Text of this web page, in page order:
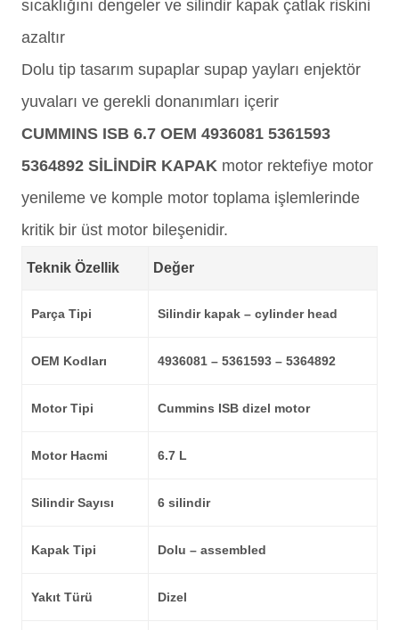
sıcaklığını dengeler ve silindir kapak çatlak riskini
azaltır
Dolu tip tasarım supaplar supap yayları enjektör
yuvaları ve gerekli donanımları içerir
CUMMINS ISB 6.7 OEM 4936081 5361593
5364892 SİLİNDİR KAPAK motor rektefiye motor
yenileme ve komple motor toplama işlemlerinde
kritik bir üst motor bileşenidir.
Teknik Özellik Değer
Parça Tipi Silindir kapak – cylinder head
OEM Kodları 4936081 – 5361593 – 5364892
Motor Tipi Cummins ISB dizel motor
Motor Hacmi 6.7 L
Silindir Sayısı 6 silindir
Kapak Tipi Dolu – assembled
Yakıt Türü Dizel